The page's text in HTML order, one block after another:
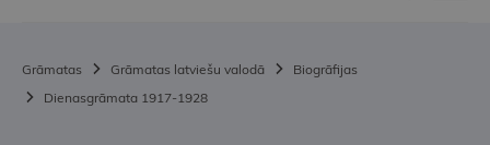
Grāmatas Grāmatas latviešu valodā
Biogrāfijas
Dienasgrāmata 1917-1928